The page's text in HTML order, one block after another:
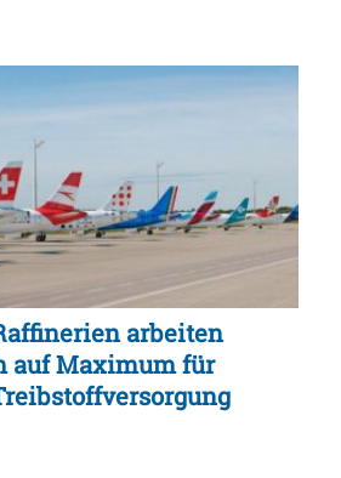
arbeiten
Maximum für